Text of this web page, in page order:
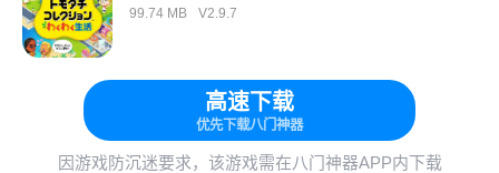
99.74 MB V2.9.7
高速下载
优先下载八门神器
因游戏防沉迷要求，该游戏需在八门神器APP内下载